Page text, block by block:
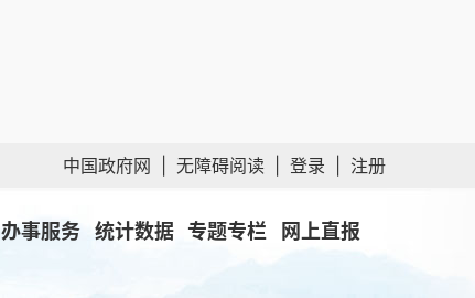
中国政府网 无障碍阅读 登录 注册
办事服务 统计数据 专题专栏 网上直报